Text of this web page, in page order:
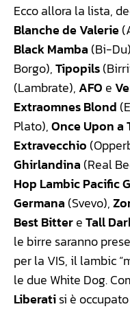
Ecco allora la lista,
Blanche de Valerie
Black Mamba (Bi-
Borgo),Tipopils
(Lambrate),AFO e
Extraomnes Blond
Plato),Once Upon a
Extravecchio
Ghirlandina (Real
Hop Lambic Pacific
Germana (Svevo),
Best BittereTall
le birre saranno
per la VIS, il lambic
le due White Dog.
Liberatisi è